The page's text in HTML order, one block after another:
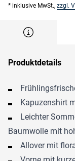
* inklusive MwSt., zzgl.
Produktdetails
Kapuzenshirt
Leichter
Baumwolle mit
Allover mit